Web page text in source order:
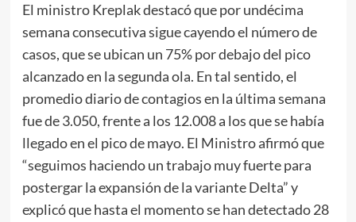
El ministro Kreplak destacó que por undécima
semana consecutiva sigue cayendo el número de
casos, que se ubican un 75% por debajo del pico
alcanzado en la segunda ola. En tal sentido, el
promedio diario de contagios en la última semana
fue de 3.050, frente a los 12.008 a los que se había
llegado en el pico de mayo. El Ministro afirmó que
“seguimos haciendo un trabajo muy fuerte para
postergar la expansión de la variante Delta” y
explicó que hasta el momento se han detectado 28